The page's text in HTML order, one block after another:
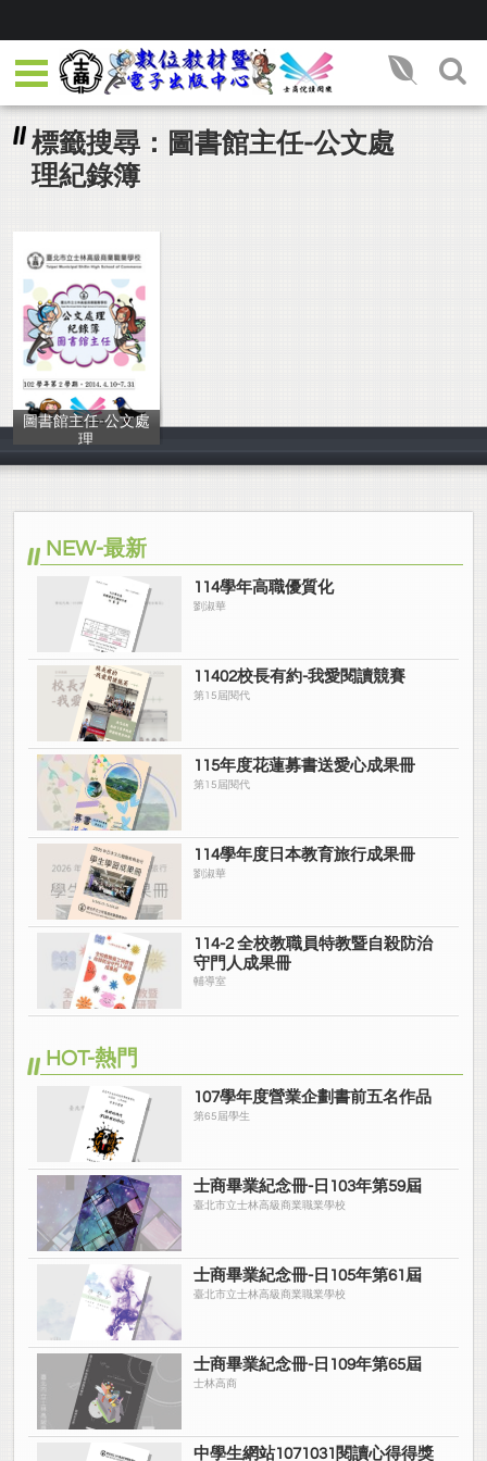
標籤搜尋：圖書館主任-公文處
理紀錄簿
圖書館主任-公文處
理
圖書館主任
NEW-最新
114學年高職優質化
劉淑華
11402校長有約-我愛閱讀競賽
第15屆閱代
115年度花蓮募書送愛心成果冊
第15屆閱代
114學年度日本教育旅行成果冊
劉淑華
114-2 全校教職員特教暨自殺防治
守門人成果冊
輔導室
HOT-熱門
107學年度營業企劃書前五名作品
第65屆學生
士商畢業紀念冊-日103年第59屆
臺北市立士林高級商業職業學校
士商畢業紀念冊-日105年第61屆
臺北市立士林高級商業職業學校
士商畢業紀念冊-日109年第65屆
士林高商
中學生網站1071031閱讀心得得獎